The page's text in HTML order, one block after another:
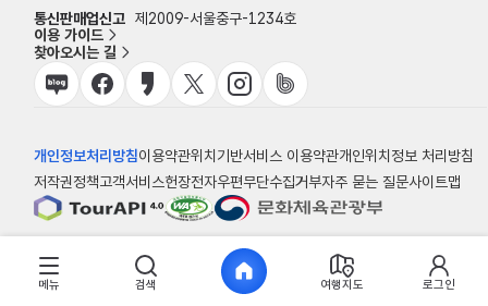
통신판매업신고 제2009-서울중구-1234호
이용 가이드
찾아오시는 길
개인정보처리방침이용약관위치기반서비스 이용약관개인위치정보 처리방침
저작권정책고객서비스헌장전자우편무단수집거부자주 묻는 질문사이트맵
© 한국관광공사
메뉴 검색 여행지도 로그인